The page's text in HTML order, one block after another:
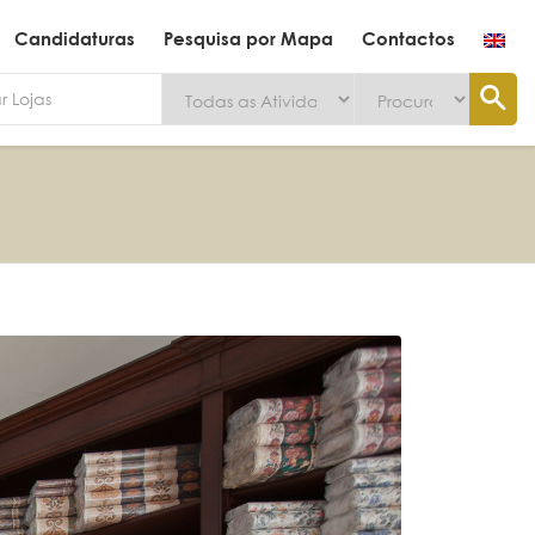
Candidaturas Pesquisa por Mapa Contactos